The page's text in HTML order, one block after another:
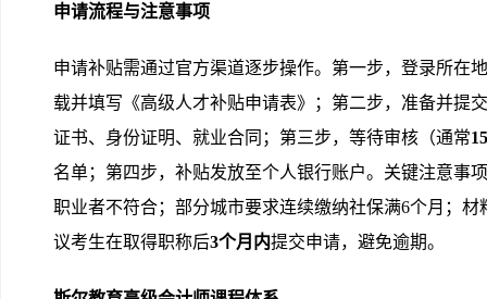
申请流程与注意事项
申请补贴需通过官方渠道逐步操作。第一步，登录所在
载并填写《高级人才补贴申请表》；第二步，准备并提
证书、身份证明、就业合同；第三步，等待审核（通常
名单；第四步，补贴发放至个人银行账户。关键注意事
职业者不符合；部分城市要求连续缴纳社保满6个月；
议考生在取得职称后3个月内提交申请，避免逾期。